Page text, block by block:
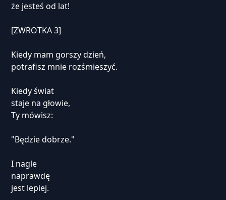
że jesteś od lat!
[ZWROTKA 3]
Kiedy mam gorszy dzień,
potrafisz mnie rozśmieszyć.
Kiedy świat
staje na głowie,
Ty mówisz:
"Będzie dobrze."
I nagle
naprawdę
jest lepiej.